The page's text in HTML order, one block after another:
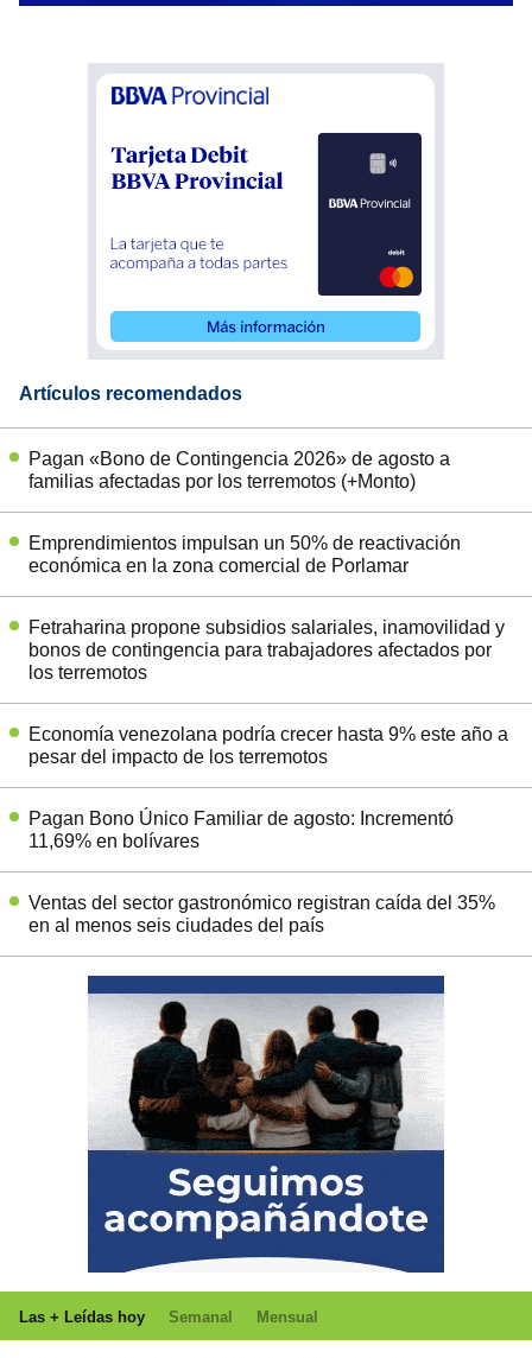
Artículos recomendados
Pagan «Bono de Contingencia 2026» de agosto a
familias afectadas por los terremotos (+Monto)
Emprendimientos impulsan un 50% de reactivación
económica en la zona comercial de Porlamar
Fetraharina propone subsidios salariales, inamovilidad y
bonos de contingencia para trabajadores afectados por
los terremotos
Economía venezolana podría crecer hasta 9% este año a
pesar del impacto de los terremotos
Pagan Bono Único Familiar de agosto: Incrementó
11,69% en bolívares
Ventas del sector gastronómico registran caída del 35%
en al menos seis ciudades del país
Las + Leídas hoy Semanal Mensual